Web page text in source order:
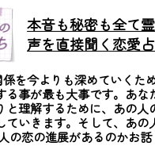
本音も秘密も全て
声を直接聞く恋愛
係を今よりも深めていくた
る事が最も大事です。あな
と理解するために、あの
ていきます。そして、あの
の恋の進展があるのかお話